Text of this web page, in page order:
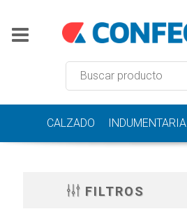
CALZADO INDUMENTARIA
FILTROS